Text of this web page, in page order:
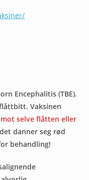
Encephalitis (TBE).
Vaksinen
selve flåtten eller
danner seg rød
behandling!